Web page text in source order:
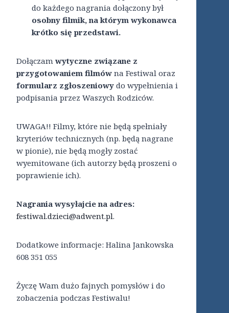
do każdego nagrania dołączony był
osobny filmik, na którym wykonawca
krótko się przedstawi.
Dołączam wytyczne związane z
przygotowaniem filmów na Festiwal oraz
formularz zgłoszeniowy do wypełnienia i
podpisania przez Waszych Rodziców.
UWAGA!! Filmy, które nie będą spełniały
kryteriów technicznych (np. będą nagrane
w pionie), nie będą mogły zostać
wyemitowane (ich autorzy będą proszeni o
poprawienie ich).
Nagrania wysyłajcie na adres:
festiwal.dzieci@adwent.pl.
Dodatkowe informacje: Halina Jankowska
608 351 055
Życzę Wam dużo fajnych pomysłów i do
zobaczenia podczas Festiwalu!